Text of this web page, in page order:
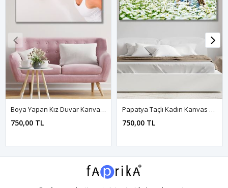
Boya Yapan Kız Duvar Kanvas Tablo 3322059
750,00 TL
Papatya Taçlı Kadın Kanvas Duvar Tablo 3322781
750,00 TL